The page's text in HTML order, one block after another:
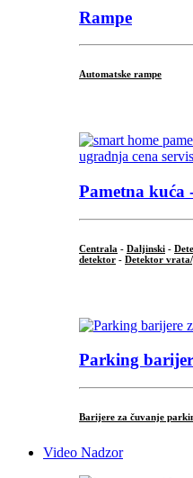
Rampe
Automatske rampe
Pametna kuća
Centrala - Daljinski -
detektor - Detektor
Parking
Barijere za čuvanje
Video Nadzor